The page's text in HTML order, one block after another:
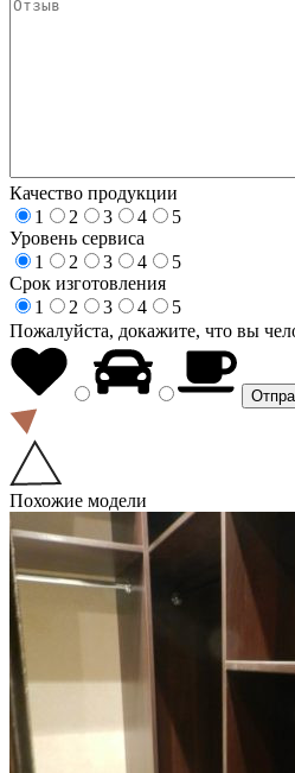
Качество продукции
1
2 3 4
5
Уровень сервиса
1
2 3 4
5
Срок изготовления
1
2 3 4
5
Пожалуйста, докажите, что вы
Похожие модели